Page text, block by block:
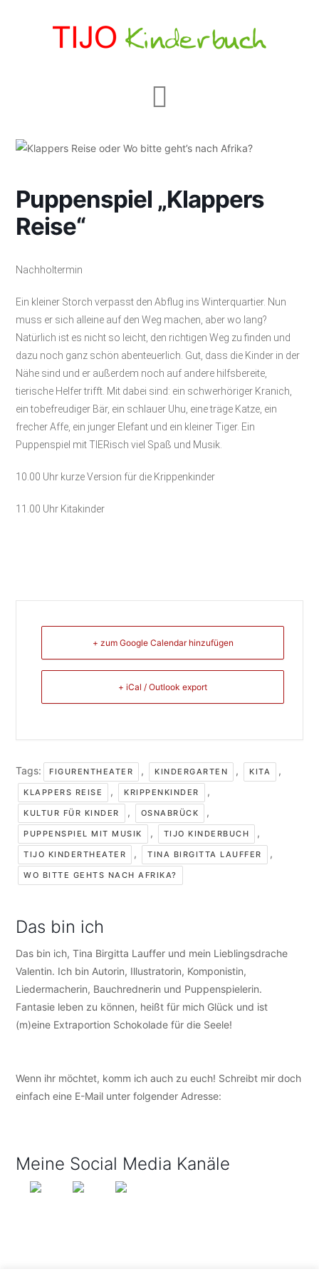
Puppenspiel „Klappers
Reise“
Nachholtermin
Ein kleiner Storch verpasst den Abflug ins Winterquartier. Nun
muss er sich alleine auf den Weg machen, aber wo lang?
Natürlich ist es nicht so leicht, den richtigen Weg zu finden und
dazu noch ganz schön abenteuerlich. Gut, dass die Kinder in der
Nähe sind und er außerdem noch auf andere hilfsbereite,
tierische Helfer trifft. Mit dabei sind: ein schwerhöriger Kranich,
ein tobefreudiger Bär, ein schlauer Uhu, eine träge Katze, ein
frecher Affe, ein junger Elefant und ein kleiner Tiger. Ein
Puppenspiel mit TIERisch viel Spaß und Musik.
10.00 Uhr kurze Version für die Krippenkinder
11.00 Uhr Kitakinder
+ zum Google Calendar hinzufügen
+ iCal / Outlook export
Tags: FIGURENTHEATER , KINDERGARTEN , KITA ,
KLAPPERS REISE , KRIPPENKINDER ,
KULTUR FÜR KINDER , OSNABRÜCK ,
PUPPENSPIEL MIT MUSIK , TIJO KINDERBUCH ,
TIJO KINDERTHEATER , TINA BIRGITTA LAUFFER ,
WO BITTE GEHTS NACH AFRIKA?
Das bin ich
Das bin ich, Tina Birgitta Lauffer und mein Lieblingsdrache
Valentin. Ich bin Autorin, Illustratorin, Komponistin,
Liedermacherin, Bauchrednerin und Puppenspielerin.
Fantasie leben zu können, heißt für mich Glück und ist
(m)eine Extraportion Schokolade für die Seele!
Wenn ihr möchtet, komm ich auch zu euch! Schreibt mir doch
einfach eine E-Mail unter folgender Adresse:
Meine Social Media Kanäle